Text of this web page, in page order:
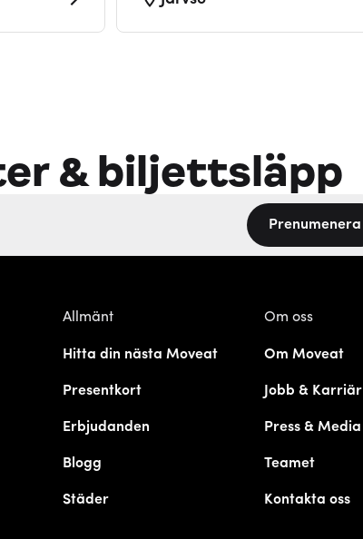
& biljettsläpp
Prenumenera
Allmänt
Hitta din nästa Moveat
Presentkort
Erbjudanden
Blogg
Städer
Om oss
Om Moveat
Jobb & Karriär
Press & Media
Teamet
Kontakta oss